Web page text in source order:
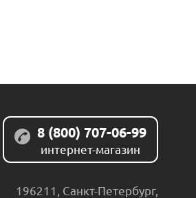
8 (800) 707-06-99
интернет-магазин
196211 Санкт-Петербург,